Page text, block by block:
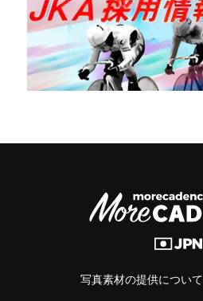
写真素材の提供について